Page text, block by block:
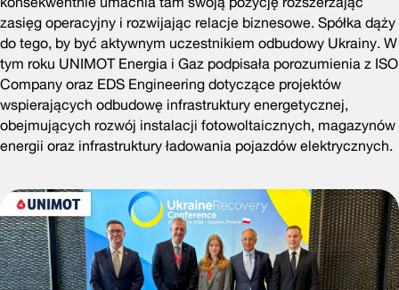
zasięg operacyjny i rozwijając relacje biznesowe. Spółka dąży
do tego, by być aktywnym uczestnikiem odbudowy Ukrainy. W
tym roku UNIMOT Energia i Gaz podpisała porozumienia z ISO
Company oraz EDS Engineering dotyczące projektów
wspierających odbudowę infrastruktury energetycznej,
obejmujących rozwój instalacji fotowoltaicznych, magazynów
energii oraz infrastruktury ładowania pojazdów elektrycznych.